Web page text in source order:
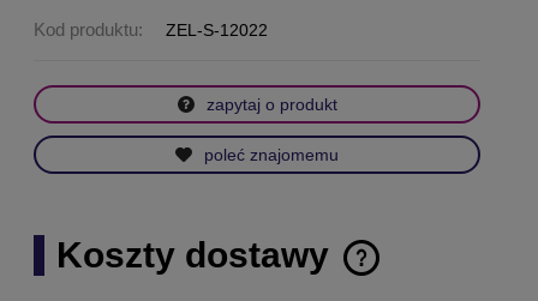
Kod produktu: ZEL-S-12022
zapytaj o produkt
poleć znajomemu
Koszty dostawy
Cena nie zawiera ewentualnych kosztów płatności